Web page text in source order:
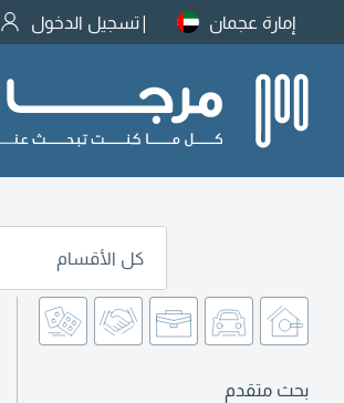
إمارة عجمان تسجيل الدخول
كل الأقسام
بحث متقدم